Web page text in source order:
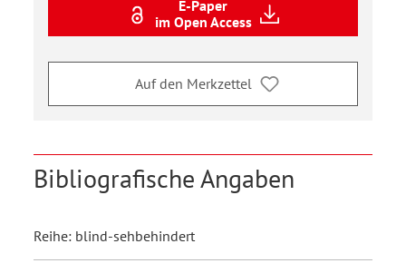
E-Paper
im Open Access
Auf den Merkzettel
Bibliografische Angaben
Reihe: blind-sehbehindert